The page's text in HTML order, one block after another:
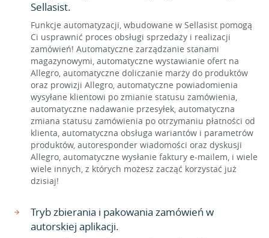
Sellasist.
Funkcje automatyzacji, wbudowane w Sellasist pomogą
Ci usprawnić proces obsługi sprzedaży i realizacji
zamówień! Automatyczne zarządzanie stanami
magazynowymi, automatyczne wystawianie ofert na
Allegro, automatyczne doliczanie marży do produktów
oraz prowizji Allegro, automatyczne powiadomienia
wysyłane klientowi po zmianie statusu zamówienia,
automatyczne nadawanie przesyłek, automatyczna
zmiana statusu zamówienia po otrzymaniu płatności od
klienta, automatyczna obsługa wariantów i parametrów
produktów, autoresponder wiadomości oraz dyskusji
Allegro, automatyczne wysłanie faktury e-mailem, i wiele
wiele innych, z których możesz zacząć korzystać już
dzisiaj!
Tryb zbierania i pakowania zamówień w
autorskiej aplikacji.